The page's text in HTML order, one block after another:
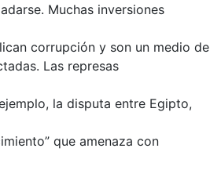
Muchas inversiones
corrupción y son un medio de
Las represas
la disputa entre Egipto,
que amenaza con